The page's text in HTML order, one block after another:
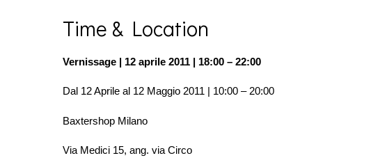
Time & Location
Vernissage | 12 aprile 2011 | 18:00 – 22:00
Dal 12 Aprile al 12 Maggio 2011 | 10:00 – 20:00
Baxtershop Milano
Via Medici 15, ang. via Circo